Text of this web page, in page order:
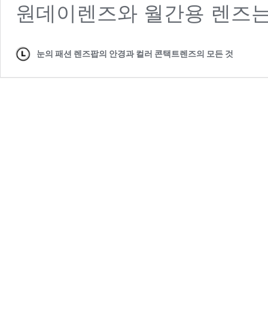
원데이렌즈와 월간용 렌즈
눈의 패션 렌즈팝의 안경과 컬러 콘택트렌즈의 모든 것